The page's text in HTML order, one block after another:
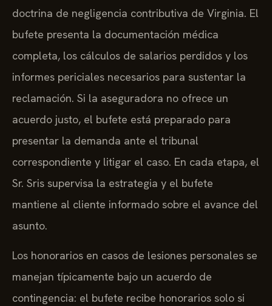
doctrina de negligencia contributiva de Virginia. El
bufete presenta la documentación médica
completa, los cálculos de salarios perdidos y los
informes periciales necesarios para sustentar la
reclamación. Si la aseguradora no ofrece un
acuerdo justo, el bufete está preparado para
presentar la demanda ante el tribunal
correspondiente y litigar el caso. En cada etapa, el
Sr. Sris supervisa la estrategia y el bufete
mantiene al cliente informado sobre el avance del
asunto.
Los honorarios en casos de lesiones personales se
manejan típicamente bajo un acuerdo de
contingencia: el bufete recibe honorarios solo si